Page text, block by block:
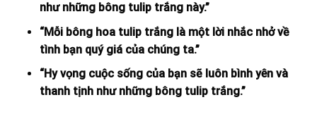
như những bông tulip trắng này.”
“Mỗi bông hoa tulip trắng là một lời nhắc nhở về
tình bạn quý giá của chúng ta.”
“Hy vọng cuộc sống của bạn sẽ luôn bình yên và
thanh tịnh như những bông tulip trắng.”